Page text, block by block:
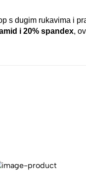
s dugim rukavima i
i 20% spandex,